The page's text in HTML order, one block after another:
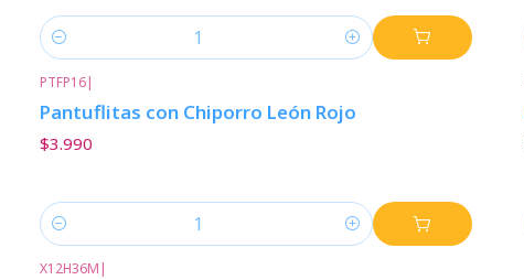
Cantidad
PTFP16|
Pantuflitas con Chiporro León Rojo
$3.990
Cantidad
X12H36M